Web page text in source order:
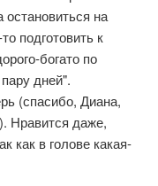
на
подготовить к
богато по
дней".
(спасибо, Диана,
Нравится даже,
как в голове какая-